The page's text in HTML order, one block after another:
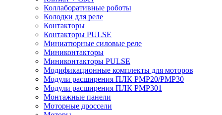
Коллаборативные роботы
Колодки для реле
Контакторы
Контакторы PULSE
Миниатюрные силовые реле
Миниконтакторы
Миниконтакторы PULSE
Модификационные комплекты для моторов
Модули расширения ПЛК PMP20/PMP30
Модули расширения ПЛК PMP301
Монтажные панели
Моторные дроссели